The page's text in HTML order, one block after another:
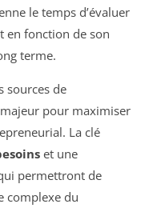
le temps d’évaluer
en fonction de son
terme.
sources de
pour maximiser
La clé
et une
permettront de
complexe du